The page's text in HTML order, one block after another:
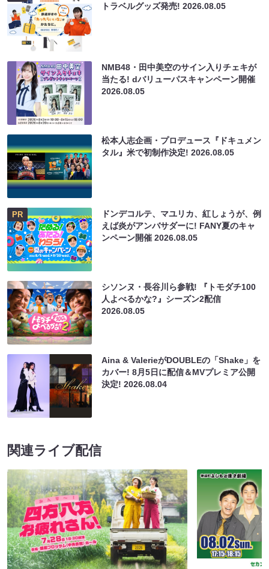
トラベルグッズ発売!2026.08.05
NMB48・田中美空のサイン入りチェキが
当たる! dバリューパスキャンペーン開催
2026.08.05
松本人志企画・プロデュース『ドキュメン
タル』米で初制作決定!2026.08.05
PR
ドンデコルテ、マユリカ、紅しょうが、例
えば炎がアンバサダーに! FANY夏のキャ
ンペーン開催2026.08.05
シソンヌ・長谷川ら参戦! 『トモダチ100
人よべるかな?』シーズン2配信
2026.08.05
Aina & ValerieがDOUBLEの「Shake」を
カバー! 8月5日に配信＆MVプレミア公開
決定!2026.08.04
関連ライブ配信